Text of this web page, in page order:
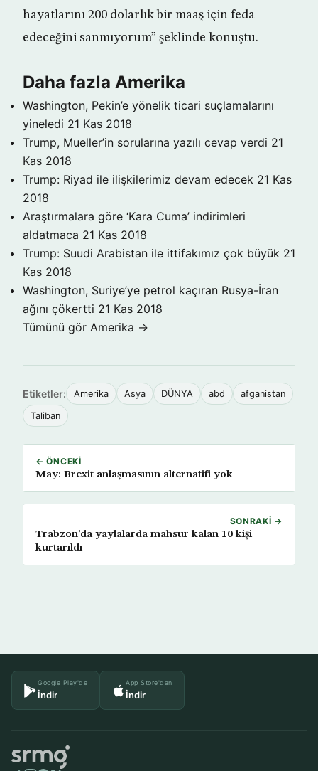
hayatlarını 200 dolarlık bir maaş için feda
edeceğini sanmıyorum” şeklinde konuştu.
Daha fazla Amerika
Washington, Pekin’e yönelik ticari suçlamalarını
yineledi 21 Kas 2018
Trump, Mueller’in sorularına yazılı cevap verdi 21
Kas 2018
Trump: Riyad ile ilişkilerimiz devam edecek 21 Kas
2018
Araştırmalara göre ‘Kara Cuma’ indirimleri
aldatmaca 21 Kas 2018
Trump: Suudi Arabistan ile ittifakımız çok büyük 21
Kas 2018
Washington, Suriye’ye petrol kaçıran Rusya-İran
ağını çökertti 21 Kas 2018
Tümünü gör Amerika →
Etiketler: Amerika Asya DÜNYA abd afganistan
Taliban
← ÖNCEKI
May: Brexit anlaşmasının alternatifi yok
SONRAKI →
Trabzon’da yaylalarda mahsur kalan 10 kişi
kurtarıldı
Google Play'de
İndir
App Store'dan
İndir